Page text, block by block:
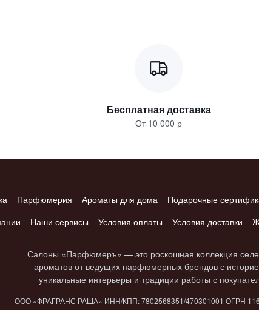
Бесплатная доставка
От 10 000 р
Парфюмерия Ароматы для дома Подарочные
Наши сервисы Условия оплаты Условия доставки
Салоны «Парфюмеръ» — это роскошная коллекция
ароматов от ведущих парфюмерных брендов с
уникальные интерьеры и традиции работы с
ООО «ФРАГРАНС РАША» ИНН/КПП: 7802​568351/4703​01001 ОГРН